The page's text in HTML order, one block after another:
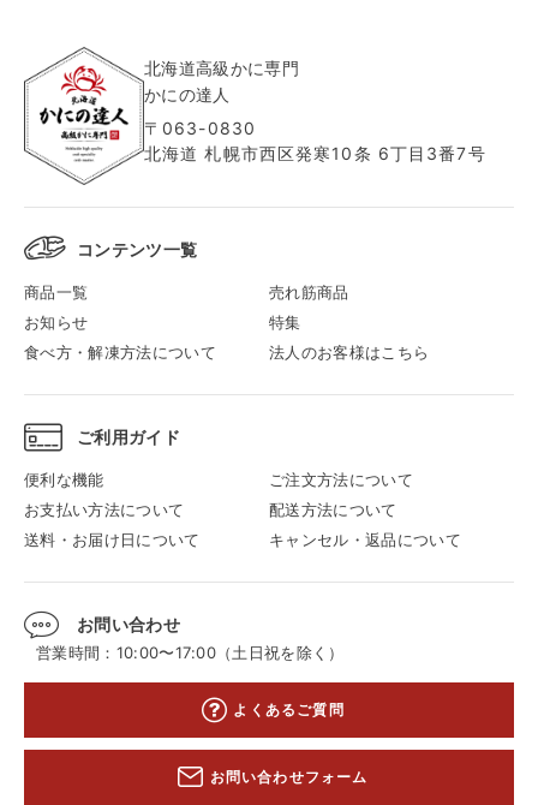
北海道高級かに専門
かにの達人
〒063-0830
北海道 札幌市西区発寒10条 6丁目3番7号
コンテンツ一覧
商品一覧
売れ筋商品
お知らせ
特集
食べ方・解凍方法について
法人のお客様はこちら
ご利用ガイド
便利な機能
ご注文方法について
お支払い方法について
配送方法について
送料・お届け日について
キャンセル・返品について
お問い合わせ
営業時間：10:00〜17:00（土日祝を除く）
よくあるご質問
お問い合わせフォーム